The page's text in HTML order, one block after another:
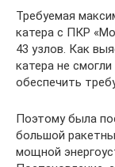
Требуемая
катера с ПКР
43 узлов. Как
катера не
обеспечить
Поэтому была
большой
мощной